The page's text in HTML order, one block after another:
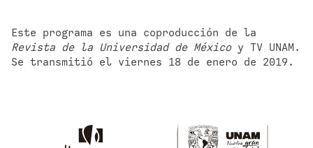
Revista de la Universidad de México y TV UNAM.
Se transmitió el viernes 18 de enero de 2019.